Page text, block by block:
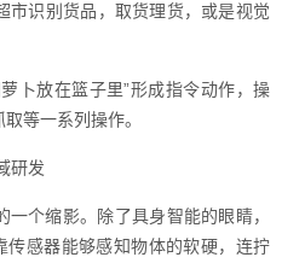
市识别货品，取货理货，或是视觉
卜放在篮子里”形成指令动作，操
等一系列操作。
研发
个缩影。除了具身智能的眼睛，
传感器能够感知物体的软硬，连拧